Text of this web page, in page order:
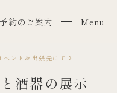
約のご案内 Menu
Menu
ベント＆出張先にて
酒器の展示